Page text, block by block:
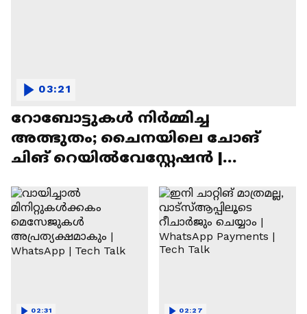
റോബോട്ടുകൾ നിർമ്മിച്ച
അത്ഭുതം; ചൈനയിലെ ചോങ്
ചിങ് റെയിൽവേസ്റ്റേഷൻ |
03:21
02:31 02:27